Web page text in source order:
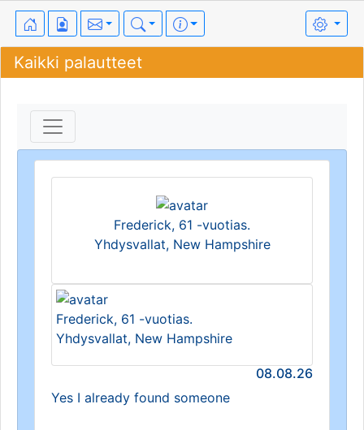
Kaikki palautteet
Frederick, 61 -vuotias.
Yhdysvallat, New Hampshire
Frederick, 61 -vuotias.
Yhdysvallat, New Hampshire
08.08.26
Yes I already found someone